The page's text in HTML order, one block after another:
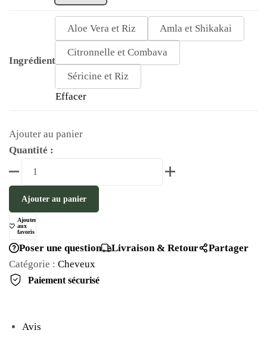
Ingrédient
Aloe Vera et Riz Amla et Shikakai
Citronnelle et Combava
Séricine et Riz
Effacer
Ajouter au panier
Quantité :
Ajouter au panier
Ajouter
aux
favoris
Poser une question Livraison & Retour
Partager
Catégorie : Cheveux
Paiement sécurisé
Avis